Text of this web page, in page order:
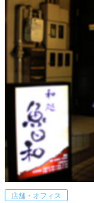
店舗・オフィス